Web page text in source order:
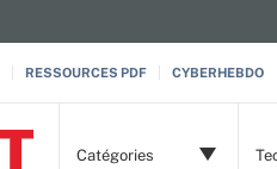
RESSOURCES PDF CYBERHEBDO
Catégories